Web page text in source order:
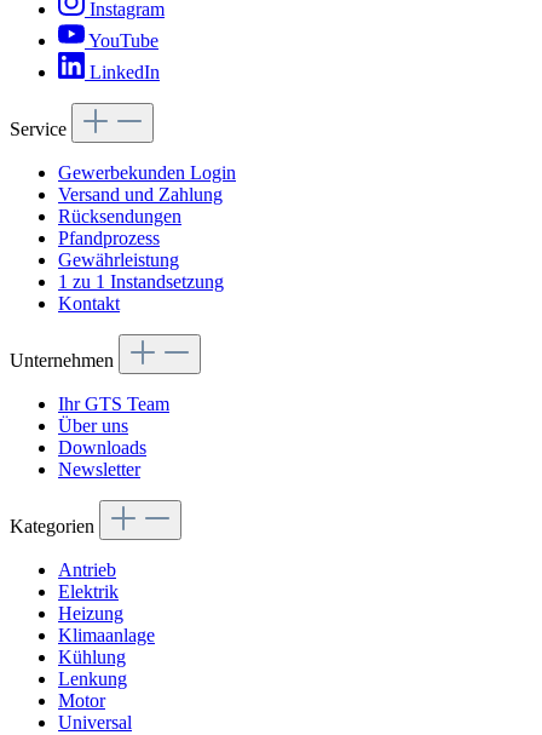
Instagram
YouTube
LinkedIn
Service
Gewerbekunden Login
Versand und Zahlung
Rücksendungen
Pfandprozess
Gewährleistung
1 zu 1 Instandsetzung
Kontakt
Unternehmen
Ihr GTS Team
Über uns
Downloads
Newsletter
Kategorien
Antrieb
Elektrik
Heizung
Klimaanlage
Kühlung
Lenkung
Motor
Universal